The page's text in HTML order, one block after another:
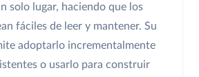
solo lugar, haciendo que los
fáciles de leer y mantener. Su
adoptarlo incrementalmente
o usarlo para construir